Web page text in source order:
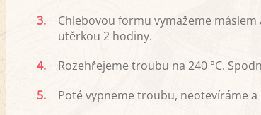
3.
Chlebovou formu vymažeme
utěrkou 2 hodiny.
4.
Rozehřejeme troubu na 240 °C.
5.
Poté vypneme troubu, neotevíráme